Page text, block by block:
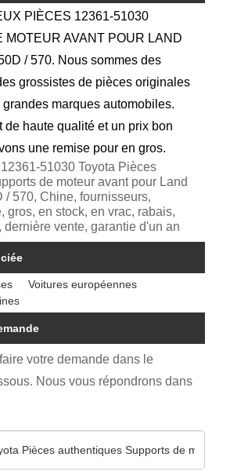
PIÈCES 12361-51030
MOTEUR AVANT POUR LAND
/ 570. Nous sommes des
grossistes de pièces originales
marques automobiles.
de haute qualité et un prix bon
une remise pour en gros.
51030 Toyota Pièces
de moteur avant pour Land
/ 570, Chine, fournisseurs,
gros, en stock, en vrac, rabais,
dernière vente, garantie d'un an
Voitures européennes
votre demande dans le
Nous vous répondrons dans